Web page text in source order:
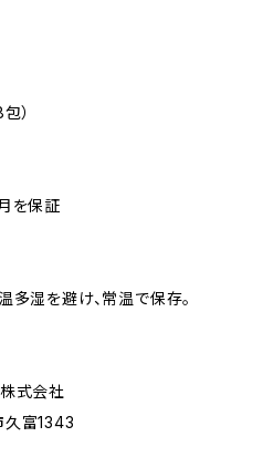
）
を保証
多湿を避け、常温で保存。
式会社
久富1343